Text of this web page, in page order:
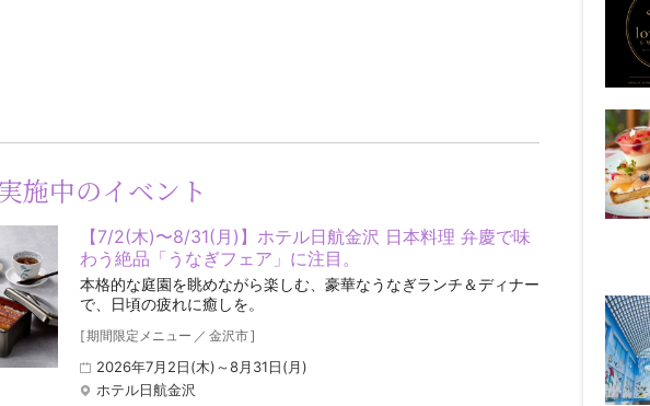
施中のイベント
【7/2(木)〜8/31(月)】ホテル日航金沢 日本料理 弁慶で味
わう絶品「うなぎフェア」に注目。
本格的な庭園を眺めながら楽しむ、豪華なうなぎランチ＆ディナー
で、日頃の疲れに癒しを。
[期間限定メニュー ／ 金沢市]
2026年7月2日(木)～8月31日(月)
ホテル日航金沢